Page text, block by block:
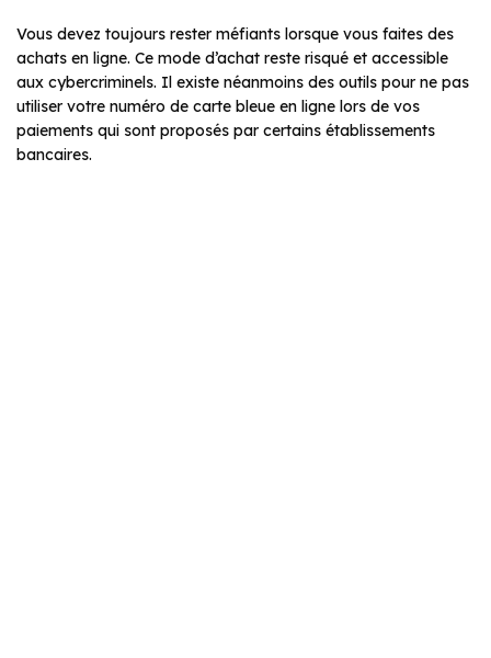
Vous devez toujours rester méfiants lorsque vous faites des
achats en ligne. Ce mode d’achat reste risqué et accessible
aux cybercriminels. Il existe néanmoins des outils pour ne pas
utiliser votre numéro de carte bleue en ligne lors de vos
paiements qui sont proposés par certains établissements
bancaires.